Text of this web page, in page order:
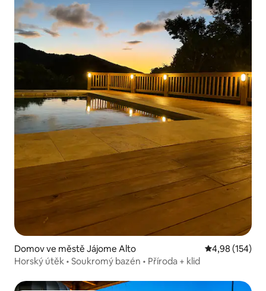
Domov ve městě Jájome Alto Průměrné
4,98 (154)
Horský útěk • Soukromý bazén • Příroda + klid